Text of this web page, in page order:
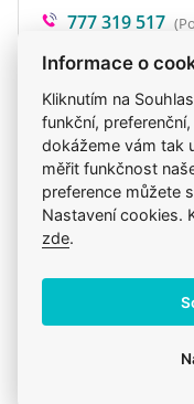
777 319 517
Produkt také v
Cat´s Best
Steliva a podestýlky
Jsme
Informace o
Kliknutím na
funkční,
dokážeme vám tak
měřit funkčnost
preference můžete
Nastavení cookies.
zde.